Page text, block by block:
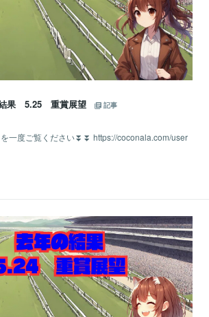
果 5.25 重賞展望
記事
一度ご覧ください⏬⏬ https://coconala.com/user